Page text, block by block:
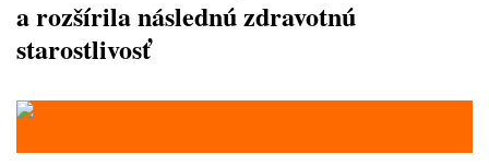
a rozšírila následnú zdravotnú
starostlivosť